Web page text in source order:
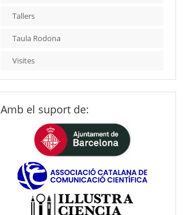
Tallers
Taula Rodona
Visites
Amb el suport de: